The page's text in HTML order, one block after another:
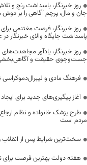
روز خبرنگار، پاسداشت رنج و
جان و مال، پرچم آگاهی را بر
روز خبرنگار، فرصت مغتنمی
پاسداشت جایگاه والای خبرنگار
روز خبرنگار، یادآور
جست‌وجوی حقیقت و آگاهی‌بخشی
فرهنگ مادی و لیبرال‌دموکراسی
آغاز پیگیری‌های جدید برای
طرح پزشک خانواده و نظام
مردم است
سخت‌ترین شرایط پس از انقلاب
هفته دولت بهترین فرصت